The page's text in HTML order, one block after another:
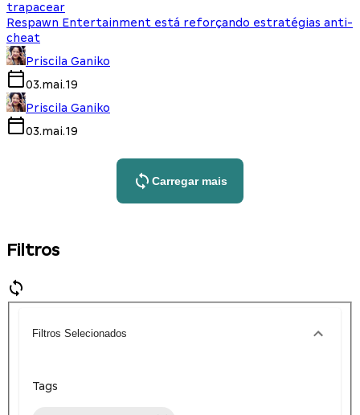
trapacear
Respawn Entertainment está reforçando estratégias anti-
cheat
Priscila Ganiko
03.mai.19
Priscila Ganiko
03.mai.19
Carregar mais
Filtros
Filtros Selecionados
Tags